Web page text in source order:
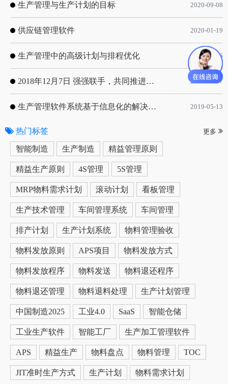
生产管理与生产计划的目标 2020-09-08
供应链管理软件 2020-01-19
生产管理中的高级计划与排程优化 2019-05-16
2018年12月7日 强强联手，共同推进电子器件领域APS应用典范 风华高科生产自动化工业互联网应用项目-APS项目启动会 2018-12-07
生产管理软件系统基于信息化的解决方案 2019-05-13
热门标签 更多
智能制造 生产制造 精益管理原则
精益生产原则 4S管理 5S管理
MRP物料需求计划 滚动计划 看板管理
生产技术管理 车间管理系统 车间管理
排产计划 生产计划系统 物料管理验收
物料发放原则 APS项目 物料发放方式
物料发放程序 物料发送 物料退还程序
物料退还管理 物料退料处理 生产计划管理
中国制造2025 工业4.0 SaaS 智能仓储
工业生产软件 智能工厂 生产加工管理软件
APS 精益生产 物料盘点 物料管理 TOC
JIT准时生产方式 生产计划 物料需求计划